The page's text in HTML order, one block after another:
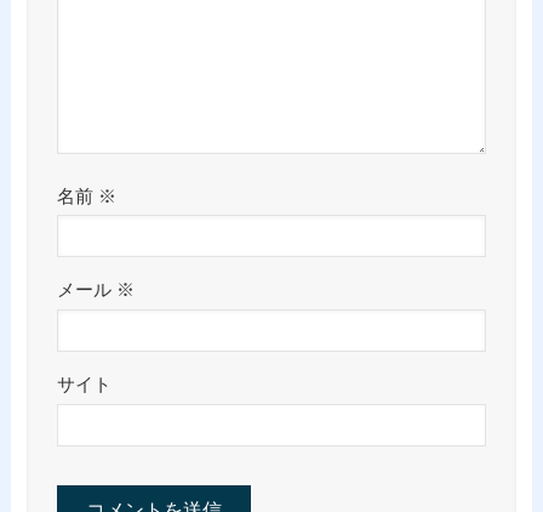
名前 ※
メール ※
サイト